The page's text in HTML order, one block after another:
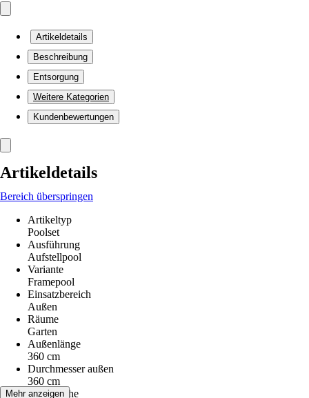
Artikeldetails
Beschreibung
Entsorgung
Weitere Kategorien
Kundenbewertungen
Artikeldetails
Bereich überspringen
Artikeltyp
Poolset
Ausführung
Aufstellpool
Variante
Framepool
Einsatzbereich
Außen
Räume
Garten
Außenlänge
360 cm
Durchmesser außen
360 cm
Außenhöhe
Mehr anzeigen